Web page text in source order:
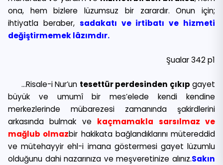
ona, hem bizlere lüzumsuz bir zarardır. Onun için;
ihtiyatla beraber, sadakatı ve irtibatı ve hizmeti
değiştirmemek lâzımdır.
Şualar 342 p1
…Risale-i Nur’un tesettür perdesinden çıkıp gayet
büyük ve umumî bir mes’elede kendi kendine
merkezlerinde mübarezesi zamanında şakirdlerini
arkasında bulmak ve kaçmamakla sarsılmaz ve
mağlub olmazbir hakikata bağlandıklarını mütereddid
ve mütehayyir ehl-i imana göstermesi gayet lüzumlu
olduğunu dahi nazarınıza ve meşveretinize alınız.Sakın